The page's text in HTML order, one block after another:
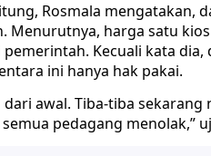
Rosmala mengatakan,
Menurutnya, harga satu
Kecuali kata
ini hanya hak pakai.
awal. Tiba-tiba
pedagang menolak,”